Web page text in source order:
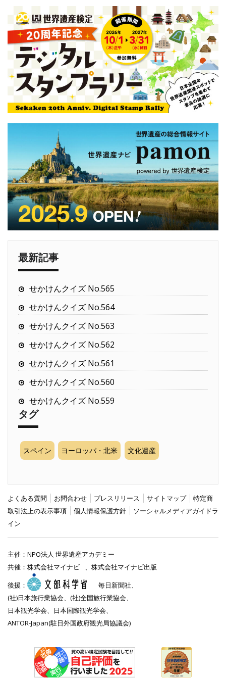
最新記事
せかけんクイズ No.565
せかけんクイズ No.564
せかけんクイズ No.563
せかけんクイズ No.562
せかけんクイズ No.561
せかけんクイズ No.560
せかけんクイズ No.559
タグ
スペイン ヨーロッパ・北米 文化遺産
よくある質問 お問合わせ プレスリリース サイトマップ
特定商
取引法上の表示事項
個人情報保護方針
ソーシャルメディアガイドラ
イン
主催： NPO法人 世界遺産アカデミー
共催： 株式会社マイナビ 、 株式会社マイナビ出版
後援：
毎日新聞社、
(社)日本旅行業協会、(社)全国旅行業協会、
日本観光学会、日本国際観光学会、
ANTOR-Japan(駐日外国政府観光局協議会)